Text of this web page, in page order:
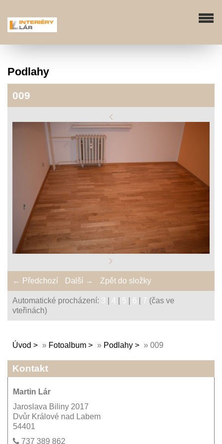
Podlahy
009
← Předchozí Další → Zpět do složky
Automatické procházení: 3 4 5 6 7 (čas ve
vteřinách)
Úvod » Fotoalbum » Podlahy » 009
Kontakt
Martin Lár
Jaroslava Biliny 2017
Dvůr Králové nad Labem
54401
737 389 862